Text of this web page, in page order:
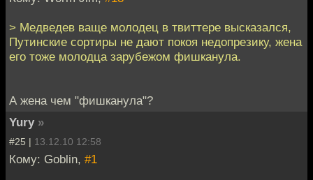
> Медведев ваще молодец в твиттере высказался,
Путинские сортиры не дают покоя недопрезику, жена
его тоже молодца зарубежом фишканула.
А жена чем "фишканула"?
Yury »
#25 | 13.12.10 12:58
Кому: Goblin, #1